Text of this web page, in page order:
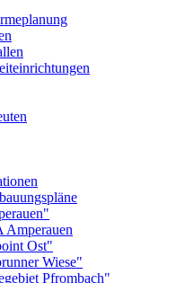
Amperauen
Ost"
Wiese"
Pfrombach"